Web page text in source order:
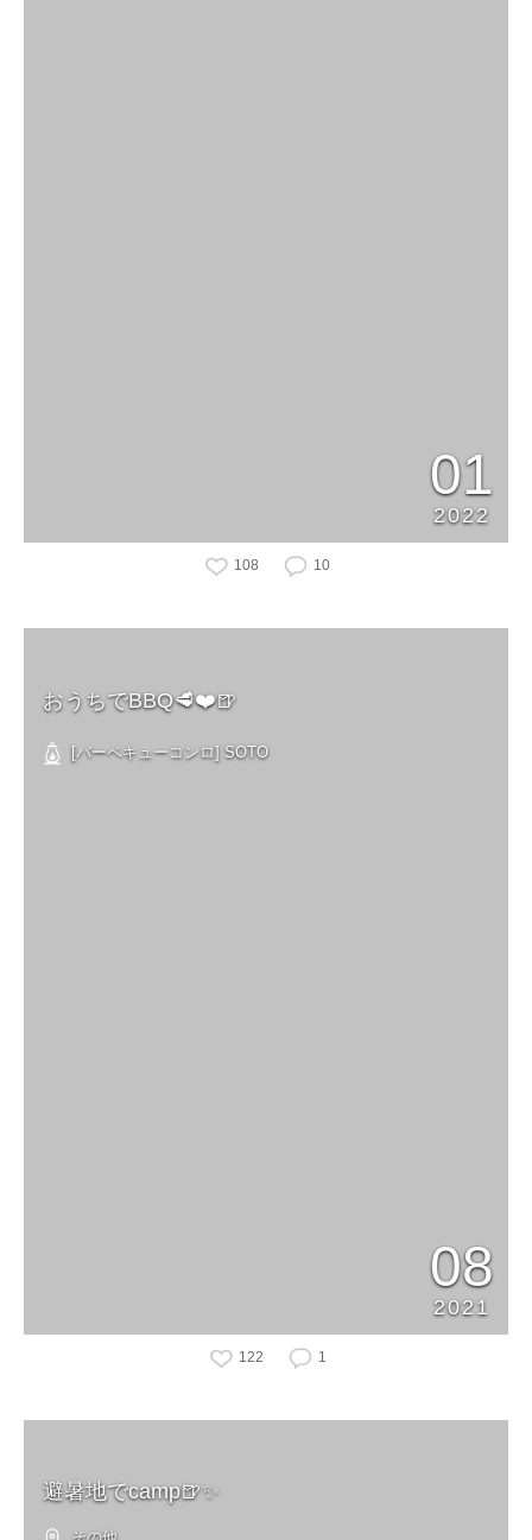
01
2022
108 10
おうちでBBQ🥩❤️🍺
[バーベキューコンロ] SOTO
08
2021
122 1
避暑地でcamp🍺✨